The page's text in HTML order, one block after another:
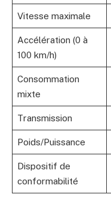
Vitesse maximale
Accélération (0 à
100 km/h)
Consommation
mixte
Transmission
Poids/Puissance
Dispositif de
conformabilité